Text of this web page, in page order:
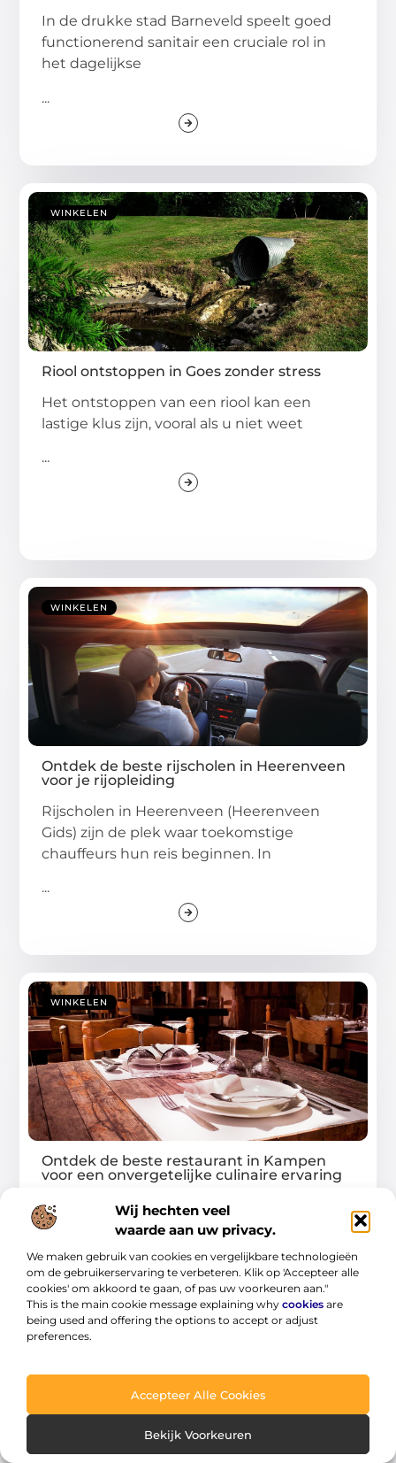
Wij hechten veel
waarde aan uw privacy.
We maken gebruik van cookies en vergelijkbare technologieën
om de gebruikerservaring te verbeteren. Klik op 'Accepteer alle
cookies' om akkoord te gaan, of pas uw voorkeuren aan."
This is the main cookie message explaining why cookies are
being used and offering the options to accept or adjust
preferences.
Accepteer Alle Cookies
Bekijk Voorkeuren
In de drukke stad Barneveld speelt goed
functionerend sanitair een cruciale rol in
het dagelijkse
...
WINKELEN
Riool ontstoppen in Goes zonder stress
Het ontstoppen van een riool kan een
lastige klus zijn, vooral als u niet weet
...
WINKELEN
Ontdek de beste rijscholen in Heerenveen
voor je rijopleiding
Rijscholen in Heerenveen (Heerenveen
Gids) zijn de plek waar toekomstige
chauffeurs hun reis beginnen. In
...
WINKELEN
Ontdek de beste restaurant in Kampen
voor een onvergetelijke culinaire ervaring
Als je een echte fijnproever bent of gewoon
van heerlijk eten houdt, dan is Kampen
...